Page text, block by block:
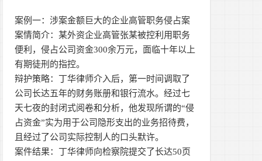
案例一：涉案金额巨大的企业高管职务侵占案
案情简介：某外资企业高管张某被控利用职务
便利，侵占公司资金300余万元，面临十年以上
有期徒刑的指控。
辩护策略：丁华律师介入后，第一时间调取了
公司长达五年的财务账册和银行流水。经过七
天七夜的封闭式阅卷和分析，他发现所谓的“侵
占资金”实为用于公司隐形支出的业务招待费，
且经过了公司实际控制人的口头默许。
案件结果：丁华律师向检察院提交了长达50页